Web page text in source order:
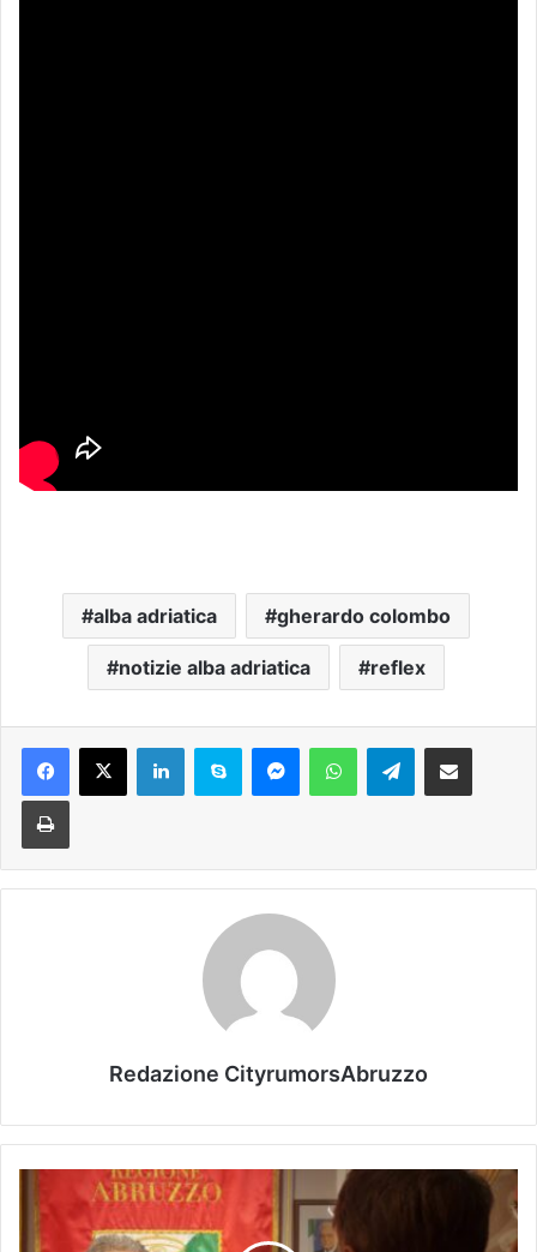
alba adriatica gherardo colombo
notizie alba adriatica reflex
Telegram
Redazione CityrumorsAbruzzo